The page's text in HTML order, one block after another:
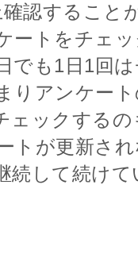
認すること
ートをチェ
でも1日1回
りアンケー
ェックする
トが更新さ
続して続け